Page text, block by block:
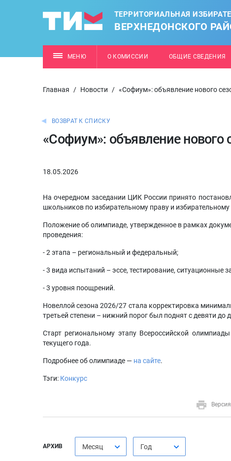
ТЕРРИТОРИАЛЬНАЯ
ВЕРХНЕДОНСКОГО
МЕНЮ О КОМИССИИ ОБЩИЕ СВЕДЕНИЯ
Главная / Новости / «Софиум»: объявление нового
ВОЗВРАТ К СПИСКУ
«Софиум»: объявление нового
18.05.2026
На очередном заседании ЦИК России принято
школьников по избирательному праву и избирательному
Положение об олимпиаде, утвержденное в рамках
проведения:
- 2 этапа – региональный и федеральный;
- 3 вида испытаний – эссе, тестирование, ситуационные
- 3 уровня поощрений.
Новеллой сезона 2026/27 стала корректировка
третьей степени – нижний порог был поднят с девяти до
Старт региональному этапу Всероссийской
текущего года.
Подробнее об олимпиаде — на сайте.
Тэги: Конкурс
АРХИВ Месяц Год